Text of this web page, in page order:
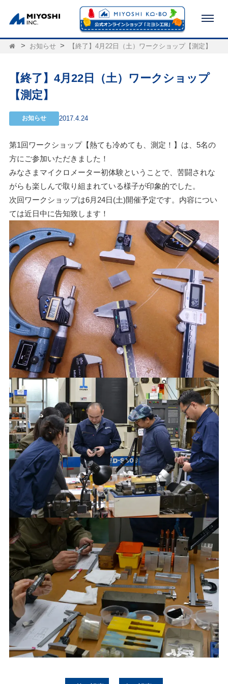
お知らせ 【終了】4月22日（土）ワークショップ【測定】
【終了】4月22日（土）ワークショップ
【測定】
お知らせ 2017.4.24
第1回ワークショップ【熱ても冷めても、測定！】は、5名の
方にご参加いただきました！
みなさまマイクロメーター初体験ということで、苦闘されな
がらも楽しんで取り組まれている様子が印象的でした。
次回ワークショップは6月24日(土)開催予定です。内容につい
ては近日中に告知致します！